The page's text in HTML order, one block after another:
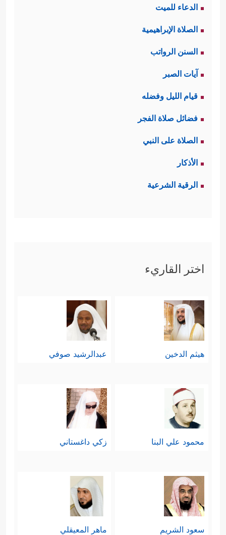
الدعاء للميت
الصلاة الإبراهيمية
السنن الرواتب
آيات الصبر
قيام الليل وفضله
فضائل صلاة الفجر
الصلاة على النبي
الأذكار
الرقية الشرعية
اختر القاريء
هيثم الدخين عبدالرشيد صوفي
محمود علي البنا زكي داغستاني
سعود الشريم ماهر المعيقلي